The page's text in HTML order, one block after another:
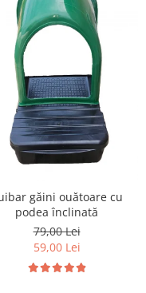
găini ouătoare cu
podea înclinată
79,00 Lei
59,00 Lei